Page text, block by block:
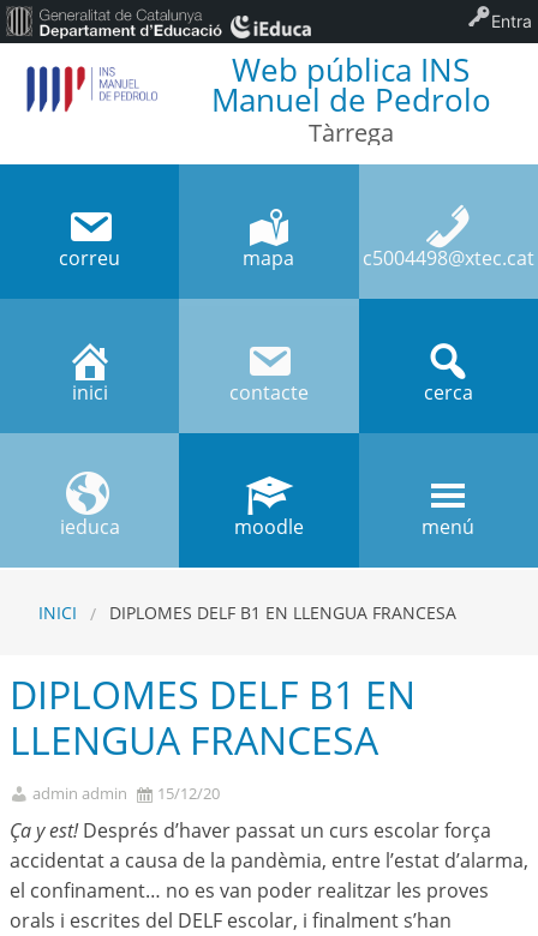
Web pública INS
Manuel de Pedrolo
Tàrrega
correu mapa c5004498@xtec.cat
inici contacte cerca
ieduca moodle menú
INICI DIPLOMES DELF B1 EN LLENGUA FRANCESA
DIPLOMES DELF B1 EN
LLENGUA FRANCESA
admin admin 15/12/20
Ça y est!Després d’haver passat un curs escolar força
accidentat a causa de la pandèmia, entre l’estat d’alarma,
el confinament… no es van poder realitzar les proves
orals i escrites del DELF escolar, i finalment s’han
Entra